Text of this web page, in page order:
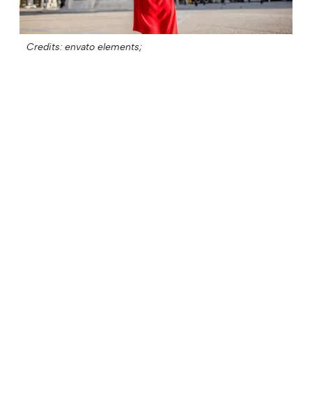
Credits: envato elements;